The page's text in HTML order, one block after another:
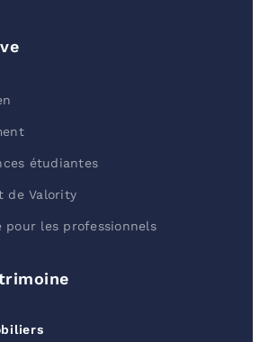
étudiantes
de Valority
pour les professionnels